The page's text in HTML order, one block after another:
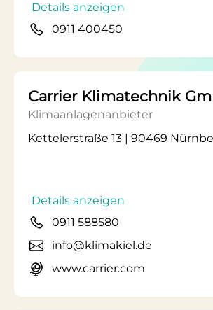
Details anzeigen
0911 400450
Carrier Klimatechnik
Klimaanlagenanbieter
Kettelerstraße 13 | 90469
Details anzeigen
0911 588580
info@klimakiel.de
www.carrier.com